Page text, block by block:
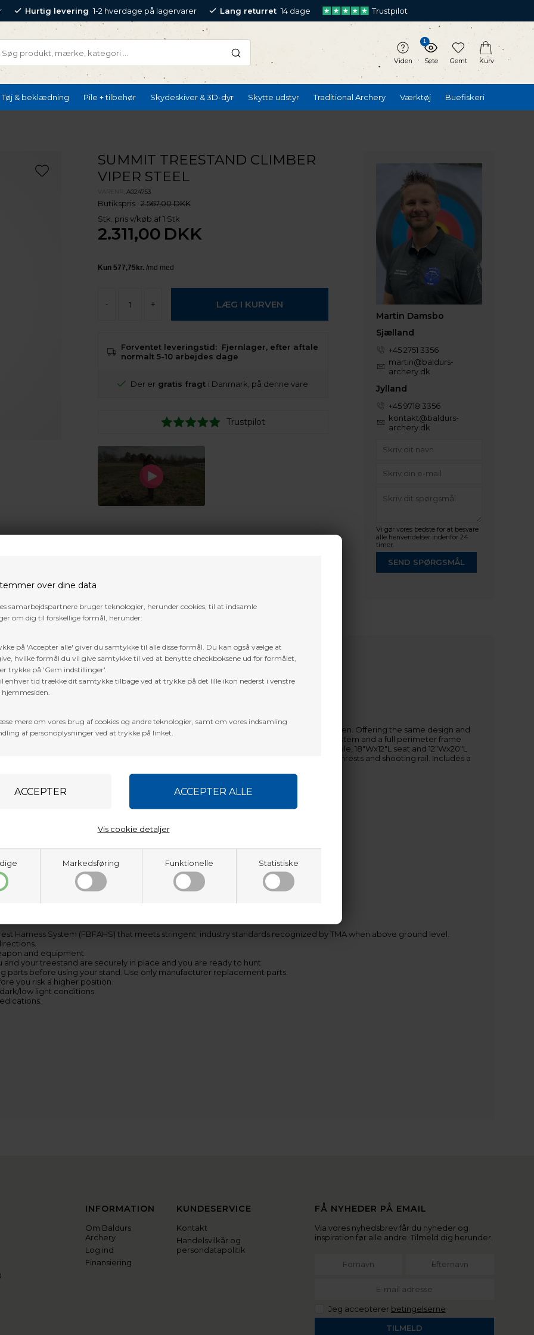
over dine data
samarbejdspartnere bruger teknologier, herunder cookies, til at indsamle
om dig til forskellige formål, herunder:
på 'Accepter alle' giver du samtykke til alle disse formål. Du kan også vælge at
hvilke formål du vil give samtykke til ved at benytte checkboksene ud for formålet,
trykke på 'Gem indstillinger'.
enhver tid trække dit samtykke tilbage ved at trykke på det lille ikon nederst i venstre
mere om vores brug af cookies og andre teknologier, samt om vores indsamling
af personoplysninger ved at trykke på linket.
Markedsføring Funktionelle Statistiske
Vis cookie detaljer
Hurtig levering 1-2 hverdage på lagervarer Lang returret 14 dage Trustpilot
Viden
1
Sete Gemt Kurv
Tøj & beklædning Pile + tilbehør Skydeskiver & 3D-dyr Skytte udstyr Traditional Archery Værktøj Buefiskeri
SUMMIT TREESTAND CLIMBER
VIPER STEEL
A024753
Butikspris 2.567,00 DKK
Stk. pris v/køb af 1 Stk
2.311,00 DKK
- +
Forventet leveringstid: Fjernlager, efter aftale
normalt 5-10 arbejdes dage
Der er gratis fragt i Danmark, på denne vare
Trustpilot
Martin Damsbo
Sjælland
+45 2751 3356
martin@baldurs-
archery.dk
Jylland
+45 9718 3356
kontakt@baldurs-
archery.dk
Vi gør vores bedste for at besvare
alle henvendelser indenfor 24
timer.
SEND SPØRGSMÅL
and count on all the proven performance of the Viper without shelling out so much green. Offering the same design and
gives hunters a dead-quiet design with Summit's QuickDraw® Cable Retention System and a full perimeter frame
a thicker seat cushion to fight fatigue from long hours in the stand, the adjustable, 18"Wx12"L seat and 12"Wx20"L
make it easier to get the stand into position. Brown powder coat finish. Padded armrests and shooting rail. Includes a
lbs.
season
Harness System (FBFAHS) that meets stringent, industry standards recognized by TMA when above ground level.
and equipment.
and your treestand are securely in place and you are ready to hunt.
parts before using your stand. Use only manufacturer replacement parts.
you risk a higher position.
low light conditions.
INFORMATION
Om Baldurs
Archery
Log ind
Finansiering
KUNDESERVICE
Kontakt
Handelsvilkår og
persondatapolitik
FÅ NYHEDER PÅ EMAIL
Via vores nyhedsbrev får du nyheder og
inspiration før alle andre. Tilmeld dig herunder.
Jeg accepterer betingelserne